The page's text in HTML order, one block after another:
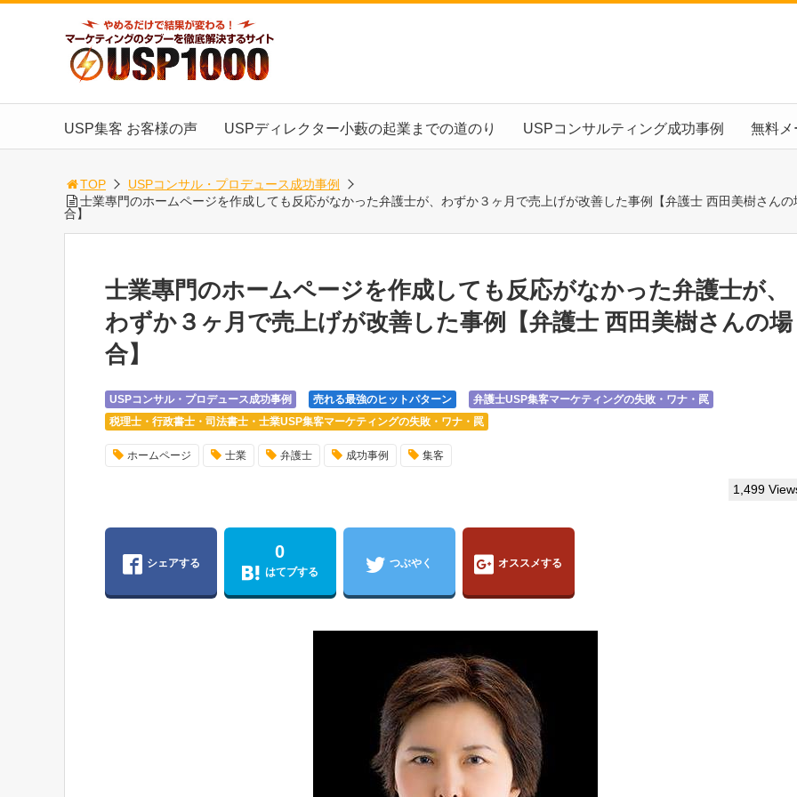
USP集客 お客様の声 USPディレクター小藪の起業までの道のり USPコンサルティング成功事例 無料メ
TOP
USPコンサル・プロデュース成功事例
士業專門のホームページを作成しても反応がなかった弁護士が、わずか３ヶ月で売上げが改善した事例【弁護士 西田美樹さんの
合】
士業專門のホームページを作成しても反応がなかった弁護士が、
わずか３ヶ月で売上げが改善した事例【弁護士 西田美樹さんの場
合】
USPコンサル・プロデュース成功事例 売れる最強のヒットパターン
弁護士USP集客マーケティングの失敗・ワナ・罠
税理士・行政書士・司法書士・士業USP集客マーケティングの失敗・ワナ・罠
ホームページ 士業 弁護士 成功事例 集客
1,499
シェアする
0
はてブする
つぶやく オススメする